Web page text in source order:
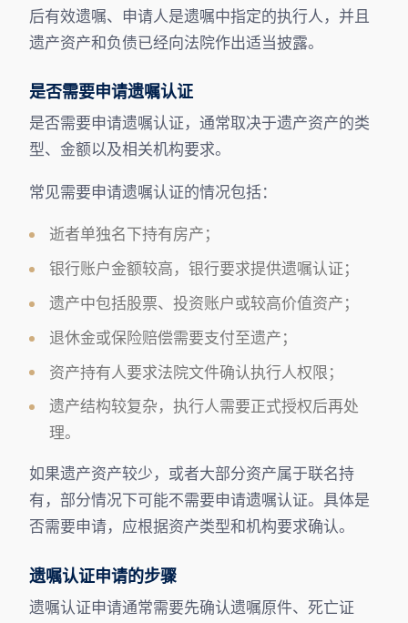
后有效遗嘱、申请人是遗嘱中指定的执行人，并且
遗产资产和负债已经向法院作出适当披露。
是否需要申请遗嘱认证
是否需要申请遗嘱认证，通常取决于遗产资产的类
型、金额以及相关机构要求。
常见需要申请遗嘱认证的情况包括：
逝者单独名下持有房产；
银行账户金额较高，银行要求提供遗嘱认证；
遗产中包括股票、投资账户或较高价值资产；
退休金或保险赔偿需要支付至遗产；
资产持有人要求法院文件确认执行人权限；
遗产结构较复杂，执行人需要正式授权后再处
理。
如果遗产资产较少，或者大部分资产属于联名持
有，部分情况下可能不需要申请遗嘱认证。具体是
否需要申请，应根据资产类型和机构要求确认。
遗嘱认证申请的步骤
遗嘱认证申请通常需要先确认遗嘱原件、死亡证